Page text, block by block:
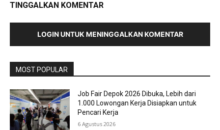
TINGGALKAN KOMENTAR
LOGIN UNTUK MENINGGALKAN KOMENTAR
MOST POPULAR
Job Fair Depok 2026 Dibuka, Lebih dari
1.000 Lowongan Kerja Disiapkan untuk
Pencari Kerja
6 Agustus 2026